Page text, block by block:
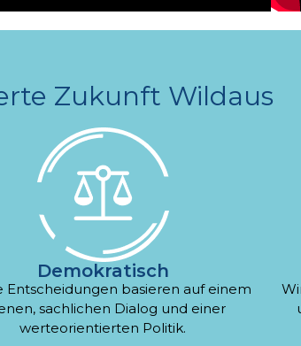
Zukunft Wildaus
Demokratisch
Entscheidungen basieren auf einem
sachlichen Dialog und einer
werteorientierten Politik.